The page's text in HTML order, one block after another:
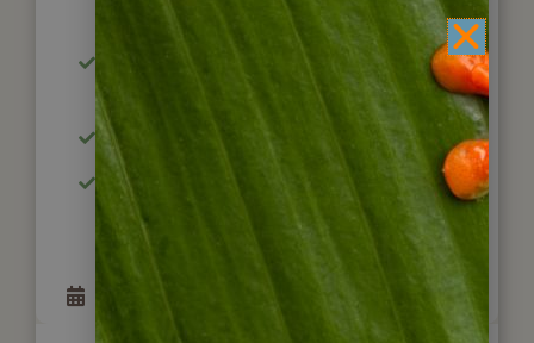
Leon & Granada
Erkunden Sie die Naturreservate
Juan Venado & Isletas
Erklimmen Sie Vulkane
Durchqueren Sie den Somoto
Canyon
Tage ab 3.295€